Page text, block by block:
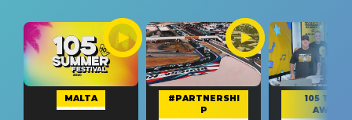
MALTA
#PARTNERSHI
P
105 TAKE
AWAY